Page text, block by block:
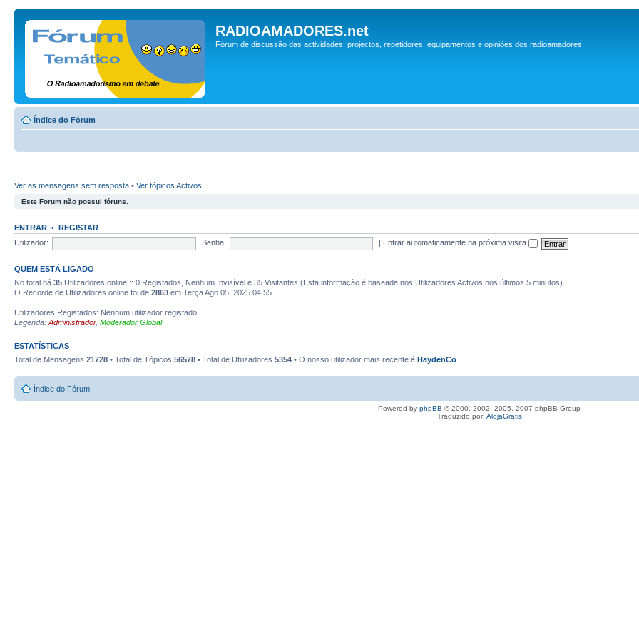
RADIOAMADORES.net
Fórum de discussão das actividades, projectos, repetidores, equipamentos e opiniões dos radioamadores.
Índice do Fórum
Ver as mensagens sem resposta • Ver tópicos Activos
Este Forum não possui fóruns.
ENTRAR • REGISTAR
Utilizador:
Senha: Entrar automaticamente na próxima visita
QUEM ESTÁ LIGADO
No total há 35 Utilizadores online :: 0 Registados, Nenhum Invisível e 35 Visitantes (Esta informação é baseada nos Utilizadores Activos nos últimos 5 minutos)
O Recorde de Utilizadores online foi de 2863 em Terça Ago 05, 2025 04:55
Utilizadores Registados: Nenhum utilizador registado
Legenda: Administrador, Moderador Global
ESTATÍSTICAS
Total de Mensagens 21728 • Total de Tópicos 56578 • Total de Utilizadores 5354 • O nosso utilizador mais recente é HaydenCo
Índice do Fórum
Powered by phpBB © 2000, 2002, 2005, 2007 phpBB Group
Traduzido por: AlojaGratis